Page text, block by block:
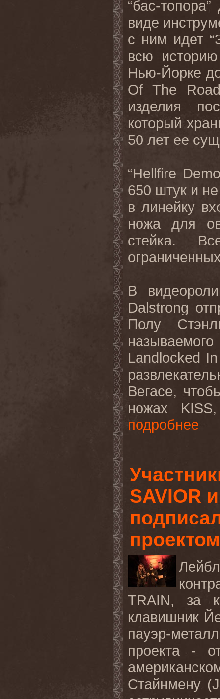
“бас-
виде
с ним идет
всю
Нью-Йорке
Of The
изделия
который
50 лет ее
“Hellfire
650 штук и
в линейку
ножа для
стейка.
В
Dalstrong
Полу
Landlocked
Вегасе,
ножах
подробнее
SAVIOR
TRAIN, за
клавишник
пауэр-
проекта -
Стайнмену